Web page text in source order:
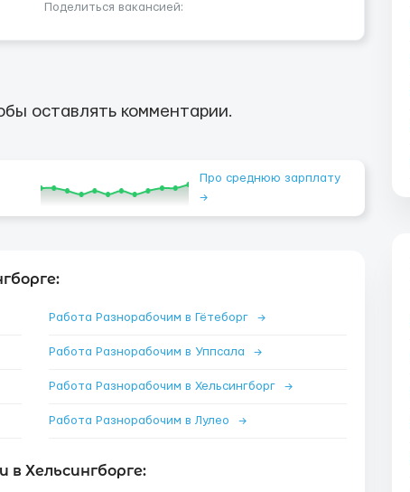
Поделиться вакансией:
оставлять комментарии.
Про среднюю зарплату
→
Работа Разнорабочим в Гётеборг →
Работа Разнорабочим в Уппсала →
Работа Разнорабочим в Хельсингборг →
Работа Разнорабочим в Лулео →
Хельсингборге: